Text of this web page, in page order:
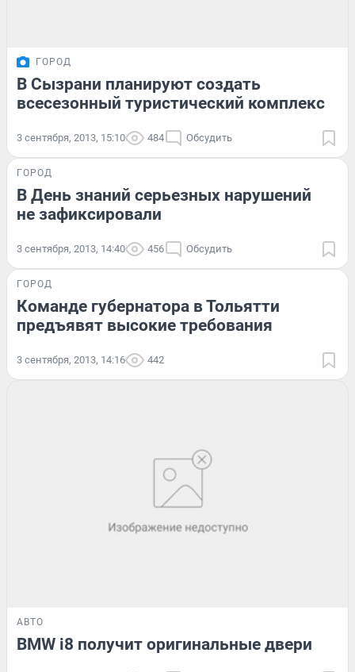
ГОРОД
В Сызрани планируют создать
всесезонный туристический комплекс
3 сентября, 2013, 15:10 484 Обсудить
ГОРОД
В День знаний серьезных нарушений
не зафиксировали
3 сентября, 2013, 14:40 456 Обсудить
ГОРОД
Команде губернатора в Тольятти
предъявят высокие требования
3 сентября, 2013, 14:16 442
АВТО
BMW i8 получит оригинальные двери